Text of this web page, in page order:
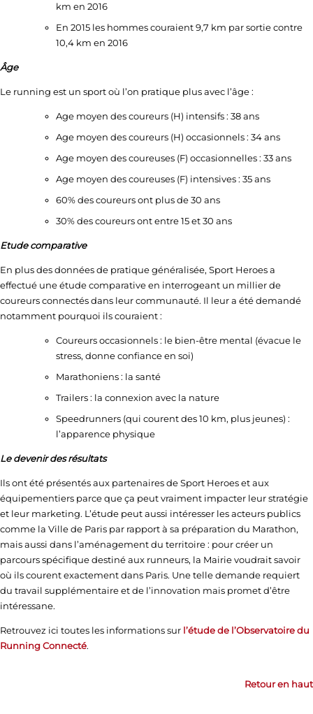
km en 2016
En 2015 les hommes couraient 9,7 km par sortie contre
10,4 km en 2016
Âge
Le running est un sport où l’on pratique plus avec l’âge :
Age moyen des coureurs (H) intensifs : 38 ans
Age moyen des coureurs (H) occasionnels : 34 ans
Age moyen des coureuses (F) occasionnelles : 33 ans
Age moyen des coureuses (F) intensives : 35 ans
60% des coureurs ont plus de 30 ans
30% des coureurs ont entre 15 et 30 ans
Etude comparative
En plus des données de pratique généralisée, Sport Heroes a
effectué une étude comparative en interrogeant un millier de
coureurs connectés dans leur communauté. Il leur a été demandé
notamment pourquoi ils couraient :
Coureurs occasionnels : le bien-être mental (évacue le
stress, donne confiance en soi)
Marathoniens : la santé
Trailers : la connexion avec la nature
Speedrunners (qui courent des 10 km, plus jeunes) :
l’apparence physique
Le devenir des résultats
Ils ont été présentés aux partenaires de Sport Heroes et aux
équipementiers parce que ça peut vraiment impacter leur stratégie
et leur marketing. L’étude peut aussi intéresser les acteurs publics
comme la Ville de Paris par rapport à sa préparation du Marathon,
mais aussi dans l’aménagement du territoire : pour créer un
parcours spécifique destiné aux runneurs, la Mairie voudrait savoir
où ils courent exactement dans Paris. Une telle demande requiert
du travail supplémentaire et de l’innovation mais promet d’être
intéressane.
Retrouvez ici toutes les informations sur l’étude de l’Observatoire du
Running Connecté.
Retour en haut